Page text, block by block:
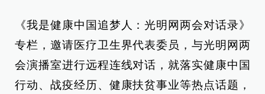
《我是健康中国追梦人：光明网两会对话录》
专栏，邀请医疗卫生界代表委员，与光明网两
会演播室进行远程连线对话，就落实健康中国
行动、战疫经历、健康扶贫事业等热点话题，